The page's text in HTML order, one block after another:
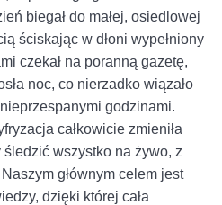
biegał do małej, osiedlowej
ściskając w dłoni wypełniony
czekał na poranną gazetę,
noc, co nierzadko wiązało
godzinami.
całkowicie zmieniła
wszystko na żywo, z
głównym celem jest
dzięki której cała